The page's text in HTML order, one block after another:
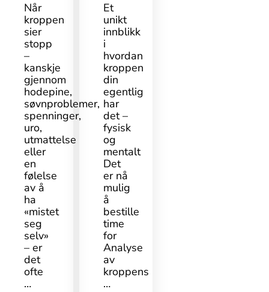
Når
kroppen
sier
stopp
–
kanskje
gjennom
hodepine,
søvnproblemer,
spenninger,
uro,
utmattelse
eller
en
følelse
av å
ha
«mistet
seg
selv»
– er
det
ofte
…
Et
unikt
innblikk
i
hvordan
kroppen
din
egentlig
har
det –
fysisk
og
mentalt
Det
er nå
mulig
å
bestille
time
for
Analyse
av
kroppens
…